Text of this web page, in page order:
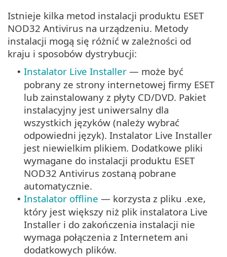
Istnieje kilka metod instalacji produktu ESET
NOD32 Antivirus na urządzeniu. Metody
instalacji mogą się różnić w zależności od
kraju i sposobów dystrybucji:
• Instalator Live Installer — może być
pobrany ze strony internetowej firmy ESET
lub zainstalowany z płyty CD/DVD. Pakiet
instalacyjny jest uniwersalny dla
wszystkich języków (należy wybrać
odpowiedni język). Instalator Live Installer
jest niewielkim plikiem. Dodatkowe pliki
wymagane do instalacji produktu ESET
NOD32 Antivirus zostaną pobrane
automatycznie.
• Instalator offline — korzysta z pliku .exe,
który jest większy niż plik instalatora Live
Installer i do zakończenia instalacji nie
wymaga połączenia z Internetem ani
dodatkowych plików.